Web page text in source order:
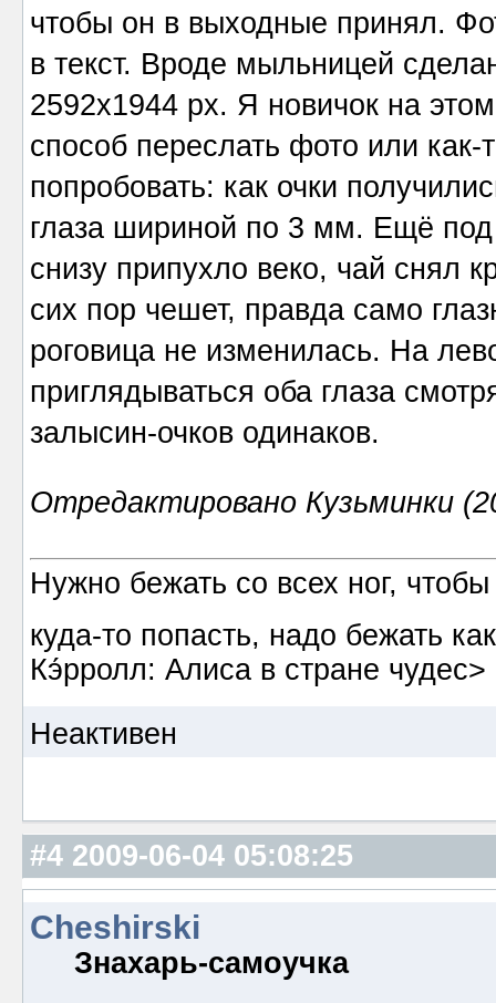
чтобы он в выходные принял.
в текст. Вроде мыльницей
2592х1944 рх. Я новичок на
способ переслать фото или
попробовать: как очки
глаза шириной по 3 мм. Ещё
снизу припухло веко, чай снял
сих пор чешет, правда само
роговица не изменилась. На
приглядываться оба глаза
залысин-очков одинаков.
Отредактировано Кузьминки
Нужно бежать со всех ног,
куда-то попасть, надо бежать
Кэ́рролл: Алиса в стране чудес>
Неактивен
#4 2009-06-04 05:08:25
Cheshirski
Знахарь-самоучка